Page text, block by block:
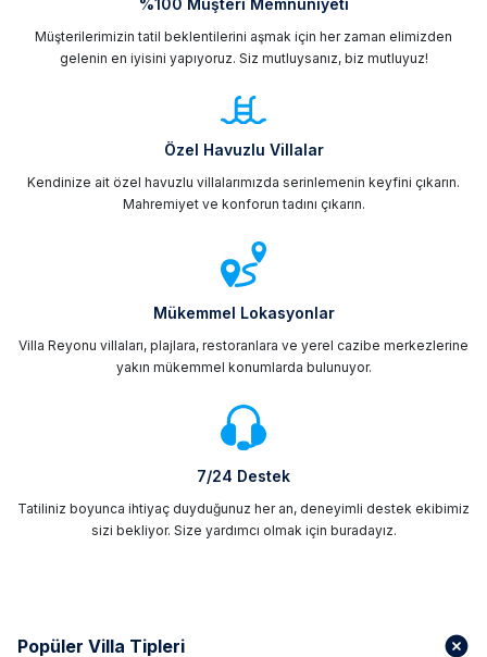
%100 Müşteri Memnuniyeti
Müşterilerimizin tatil beklentilerini aşmak için her zaman elimizden
gelenin en iyisini yapıyoruz. Siz mutluysanız, biz mutluyuz!
Özel Havuzlu Villalar
Kendinize ait özel havuzlu villalarımızda serinlemenin keyfini çıkarın.
Mahremiyet ve konforun tadını çıkarın.
Mükemmel Lokasyonlar
Villa Reyonu villaları, plajlara, restoranlara ve yerel cazibe merkezlerine
yakın mükemmel konumlarda bulunuyor.
7/24 Destek
Tatiliniz boyunca ihtiyaç duyduğunuz her an, deneyimli destek ekibimiz
sizi bekliyor. Size yardımcı olmak için buradayız.
Popüler Villa Tipleri